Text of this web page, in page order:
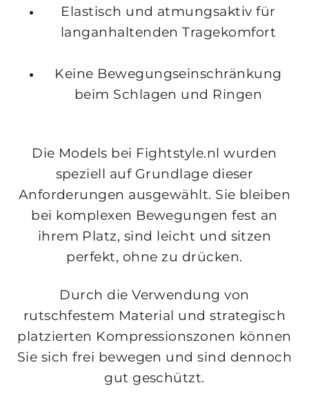
Elastisch und atmungsaktiv für
langanhaltenden Tragekomfort
Keine Bewegungseinschränkung
beim Schlagen und Ringen
Die Models bei Fightstyle.nl wurden
speziell auf Grundlage dieser
Anforderungen ausgewählt. Sie bleiben
bei komplexen Bewegungen fest an
ihrem Platz, sind leicht und sitzen
perfekt, ohne zu drücken.
Durch die Verwendung von
rutschfestem Material und strategisch
platzierten Kompressionszonen können
Sie sich frei bewegen und sind dennoch
gut geschützt.